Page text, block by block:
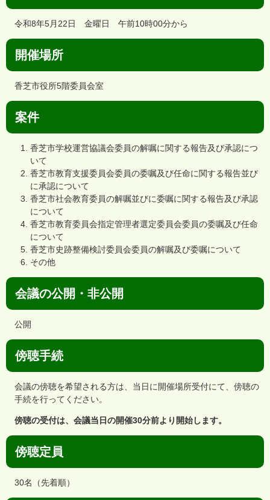
令和8年5月22日 金曜日 午前10時00分から
開催場所
香芝市役所5階委員会室
案件
香芝市​​学校運営協議会委員の解嘱に関する報告及び承認につ
いて
香芝市教育支援委員会委員の委嘱及び任命に関する報告並び
に承認について
香芝市社会教育委員の解嘱並びに委嘱に関する報告及び承認
について
香芝市教育委員会指定管理者選定委員会委員の委嘱及び任命
について
香芝市史跡整備検討委員会委員の解嘱及び委嘱について
その他
会議の公開・非公開
公開
傍聴手続
会議の傍聴を希望される方は、当日に開催場所受付にて、傍聴の
手続を行ってください。
傍聴の受付は、会議当日の開催30分前より開始します。
傍聴定員
30名（先着順）